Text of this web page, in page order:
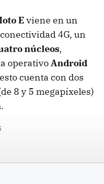
E viene en un
4G, un
núcleos,
operativo Android
cuenta con dos
8 y 5 megapíxeles)